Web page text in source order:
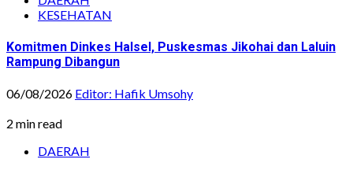
KESEHATAN
Komitmen Dinkes Halsel, Puskesmas Jikohai dan Laluin
Rampung Dibangun
06/08/2026 Editor: Hafik Umsohy
2 min read
DAERAH